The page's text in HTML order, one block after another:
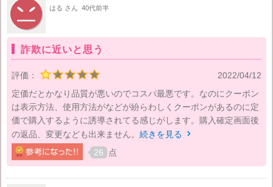
はる さん 40代前半
詐欺に近いと思う
評価：
2022/04/12
定価だとかなり品質が悪いのでコスパ最悪です。なのにクーポン
は表示方法、使用方法がなどが紛らわしくクーポンがあるのに定
価で購入するように誘導されてる感じがします。購入確定画面後
の返品、変更なども出来ません。続きを見る 
26 点